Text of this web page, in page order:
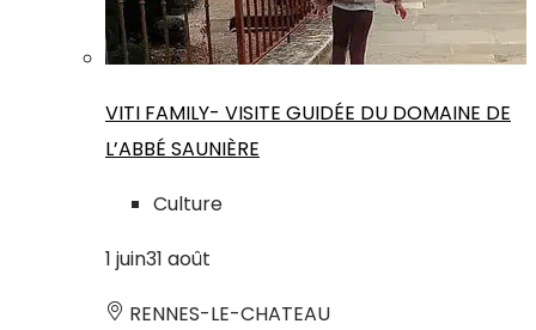
VITI FAMILY- VISITE GUIDÉE DU DOMAINE DE
L’ABBÉ SAUNIÈRE
Culture
1 juin31 août
RENNES-LE-CHATEAU